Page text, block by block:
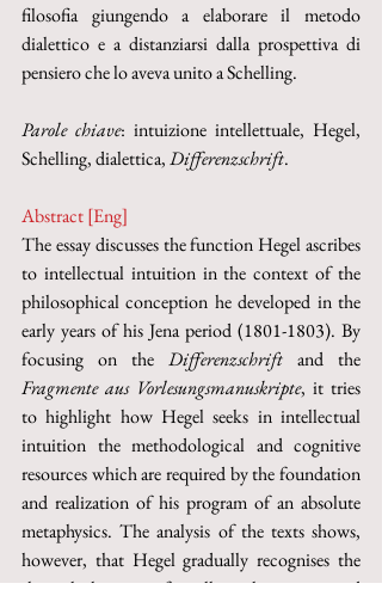
filosofia giungendo a elaborare il metodo
dialettico e a distanziarsi dalla prospettiva di
pensiero che lo aveva unito a Schelling.
Parole chiave: intuizione intellettuale, Hegel,
Schelling, dialettica, Differenzschrift.
Abstract [Eng]
The essay discusses the function Hegel ascribes
to intellectual intuition in the context of the
philosophical conception he developed in the
early years of his Jena period (1801-1803). By
focusing on the Differenzschrift
Fragmente aus Vorlesungsmanuskripte, it tries
to highlight how Hegel seeks in intellectual
intuition the methodological and cognitive
resources which are required by the foundation
and realization of his program of an absolute
metaphysics. The analysis of the texts shows,
however, that Hegel gradually recognises the
thetical character of intellectual intuition and